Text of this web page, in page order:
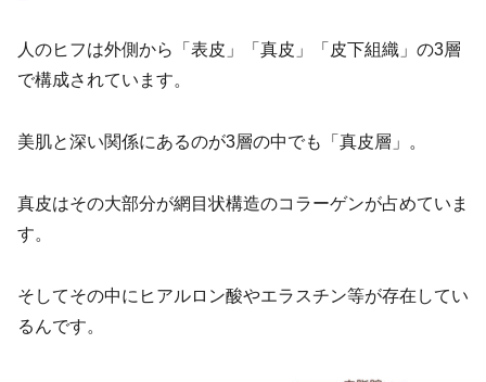
人のヒフは外側から「表皮」「真皮」「皮下組織」の3層
で構成されています。
美肌と深い関係にあるのが3層の中でも「真皮層」。
真皮はその大部分が網目状構造のコラーゲンが占めていま
す。
そしてその中にヒアルロン酸やエラスチン等が存在してい
るんです。